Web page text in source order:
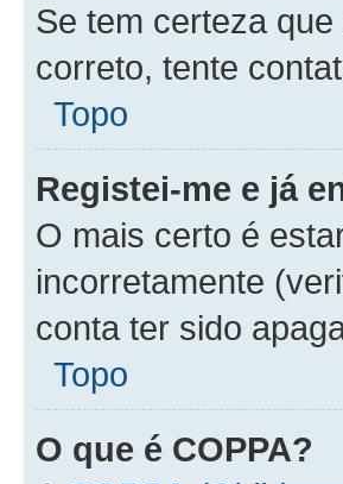
Se tem certeza
correto, tente
Topo
Registei-me e já
O mais certo é
incorretamente
conta ter sido
Topo
O que é COPPA?